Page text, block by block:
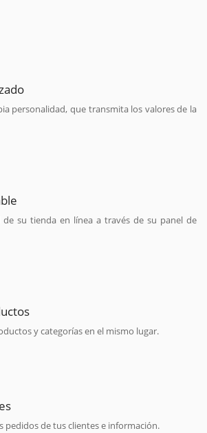
personalidad, que transmita los valores de la
su tienda en línea a través de su panel de
y categorías en el mismo lugar.
pedidos de tus clientes e información.